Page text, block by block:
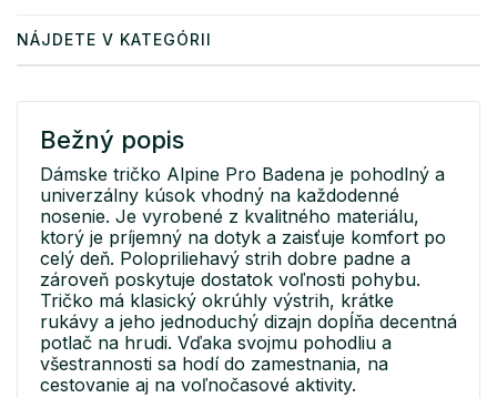
NÁJDETE V KATEGÓRII
Bežný popis
Dámske tričko Alpine Pro Badena je pohodlný a
univerzálny kúsok vhodný na každodenné
nosenie. Je vyrobené z kvalitného materiálu,
ktorý je príjemný na dotyk a zaisťuje komfort po
celý deň. Polopriliehavý strih dobre padne a
zároveň poskytuje dostatok voľnosti pohybu.
Tričko má klasický okrúhly výstrih, krátke
rukávy a jeho jednoduchý dizajn dopĺňa decentná
potlač na hrudi. Vďaka svojmu pohodliu a
všestrannosti sa hodí do zamestnania, na
cestovanie aj na voľnočasové aktivity.